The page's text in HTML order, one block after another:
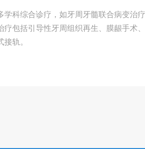
科综合诊疗，如牙周牙髓联合病变治
包括引导性牙周组织再生、膜龈手术
轨。